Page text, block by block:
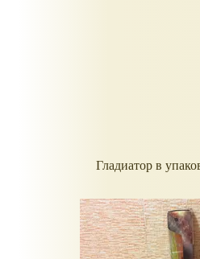
Гладиатор в